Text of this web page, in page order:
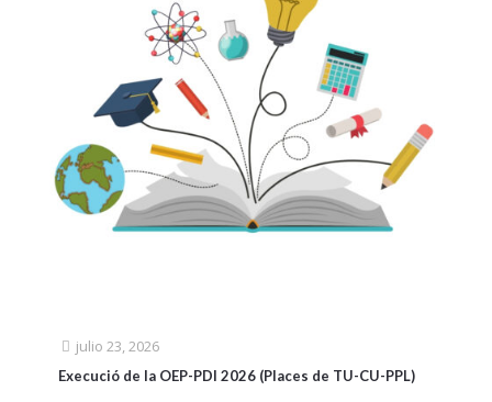
julio 23, 2026
Execució de la OEP-PDI 2026 (Places de TU-CU-PPL)